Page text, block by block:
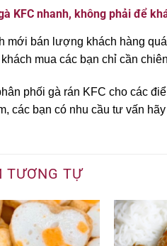
KFC nhanh, không phải để
mới bán lượng khách hàng
mua các bạn chỉ cần
phối gà rán KFC cho các
các bạn có nhu cầu tư vấn
TƯƠNG TỰ